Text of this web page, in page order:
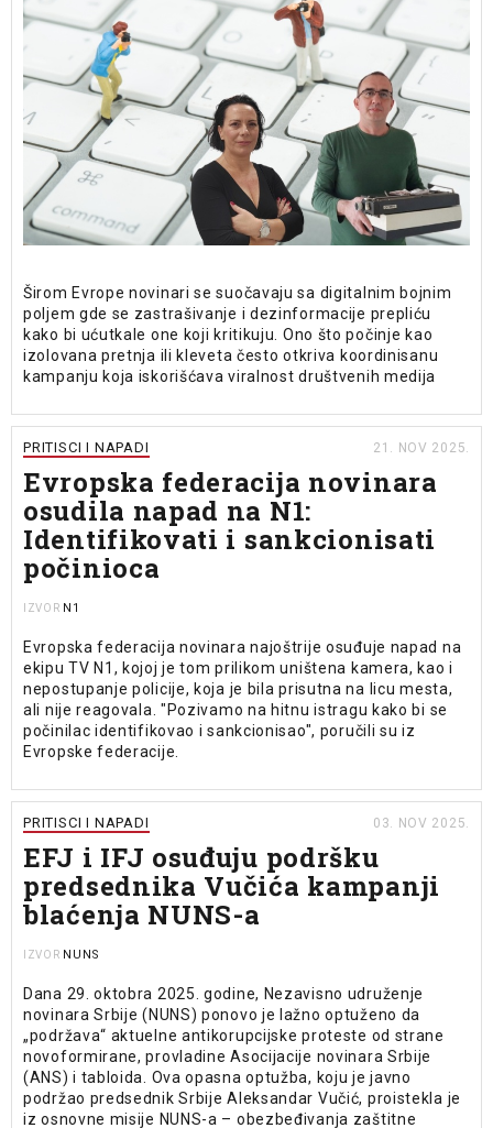
Širom Evrope novinari se suočavaju sa digitalnim bojnim
poljem gde se zastrašivanje i dezinformacije prepliću
kako bi ućutkale one koji kritikuju. Ono što počinje kao
izolovana pretnja ili kleveta često otkriva koordinisanu
kampanju koja iskorišćava viralnost društvenih medija
PRITISCI I NAPADI 21. NOV 2025.
Evropska federacija novinara
osudila napad na N1:
Identifikovati i sankcionisati
počinioca
IZVOR N1
Evropska federacija novinara najoštrije osuđuje napad na
ekipu TV N1, kojoj je tom prilikom uništena kamera, kao i
nepostupanje policije, koja je bila prisutna na licu mesta,
ali nije reagovala. "Pozivamo na hitnu istragu kako bi se
počinilac identifikovao i sankcionisao", poručili su iz
Evropske federacije.
PRITISCI I NAPADI 03. NOV 2025.
EFJ i IFJ osuđuju podršku
predsednika Vučića kampanji
blaćenja NUNS-a
IZVOR NUNS
Dana 29. oktobra 2025. godine, Nezavisno udruženje
novinara Srbije (NUNS) ponovo je lažno optuženo da
„podržava“ aktuelne antikorupcijske proteste od strane
novoformirane, provladine Asocijacije novinara Srbije
(ANS) i tabloida. Ova opasna optužba, koju je javno
podržao predsednik Srbije Aleksandar Vučić, proistekla je
iz osnovne misije NUNS-a – obezbeđivanja zaštitne